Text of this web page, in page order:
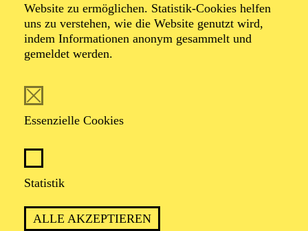
Website zu ermöglichen. Statistik-Cookies helfen
uns zu verstehen, wie die Website genutzt wird,
indem Informationen anonym gesammelt und
gemeldet werden.
Essenzielle Cookies
Statistik
ALLE AKZEPTIEREN
Floriane Kleinpaß
Schauspiel-Ensemble
Nach Engagements in Bremerhaven und
Ensemblemitglied am Schauspiel Essen. Im selben Jahr
Rheinland verliehen.
Neben der Theaterarbeit hat sie diverse Hörbücher